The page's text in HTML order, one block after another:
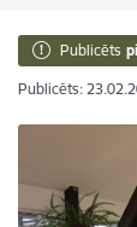
Publicēts
Publicēts: